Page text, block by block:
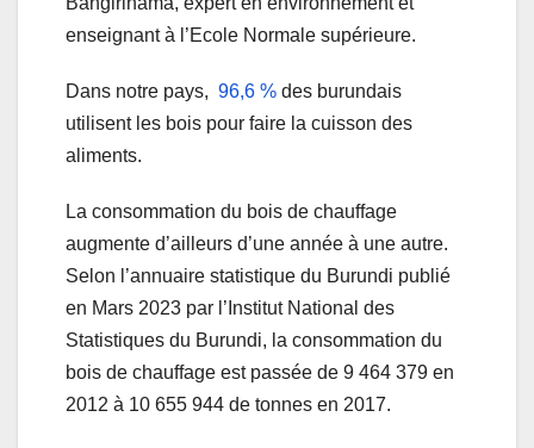
enseignant à l’Ecole Normale supérieure.
Dans notre pays, 96,6 % des burundais
utilisent les bois pour faire la cuisson des
aliments.
La consommation du bois de chauffage
augmente d’ailleurs d’une année à une autre.
Selon l’annuaire statistique du Burundi publié
en Mars 2023 par l’Institut National des
Statistiques du Burundi, la consommation du
bois de chauffage est passée de 9 464 379 en
2012 à 10 655 944 de tonnes en 2017.